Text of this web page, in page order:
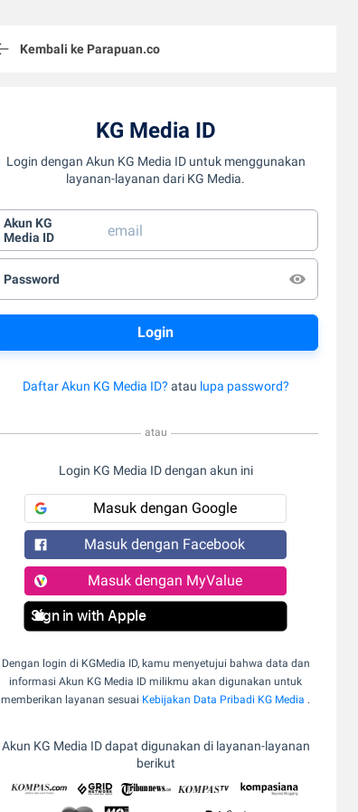
Kembali ke Parapuan.co
KG Media ID
Login dengan Akun KG Media ID untuk menggunakan
layanan-layanan dari KG Media.
Akun KG
Media ID
Password
Daftar Akun KG Media ID? atau lupa password?
atau
Login KG Media ID dengan akun ini
Masuk dengan Google
Masuk dengan Facebook
Masuk dengan MyValue
Sign in with Apple
Dengan login di KGMedia ID, kamu menyetujui bahwa data dan
informasi Akun KG Media ID milikmu akan digunakan untuk
memberikan layanan sesuai Kebijakan Data Pribadi KG Media .
Akun KG Media ID dapat digunakan di layanan-layanan
berikut